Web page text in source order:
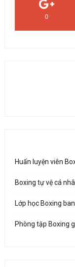
0
Huấn luyện viên
Boxing tự vệ cá
Lớp học Boxing
Phòng tập Boxing